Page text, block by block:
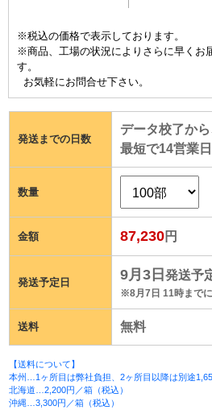
※税込の価格で表示しております。
※商品、工場の状況によりさらに早くお
す。
お気軽にお問合せ下さい。
発送までの日数
データ校了から
最短で14営業
数量
金額 87,230円
発送予定日 9月3日 発送予
※8月7日 11時まで
送料 無料
【送料について】
本州…1ヶ所目は弊社負担、2ヶ所目以降は別途
北海道…2,200円／箱（税込）
沖縄…3,300円／箱（税込）